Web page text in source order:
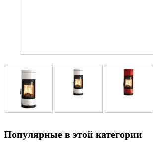
Популярные в этой категории